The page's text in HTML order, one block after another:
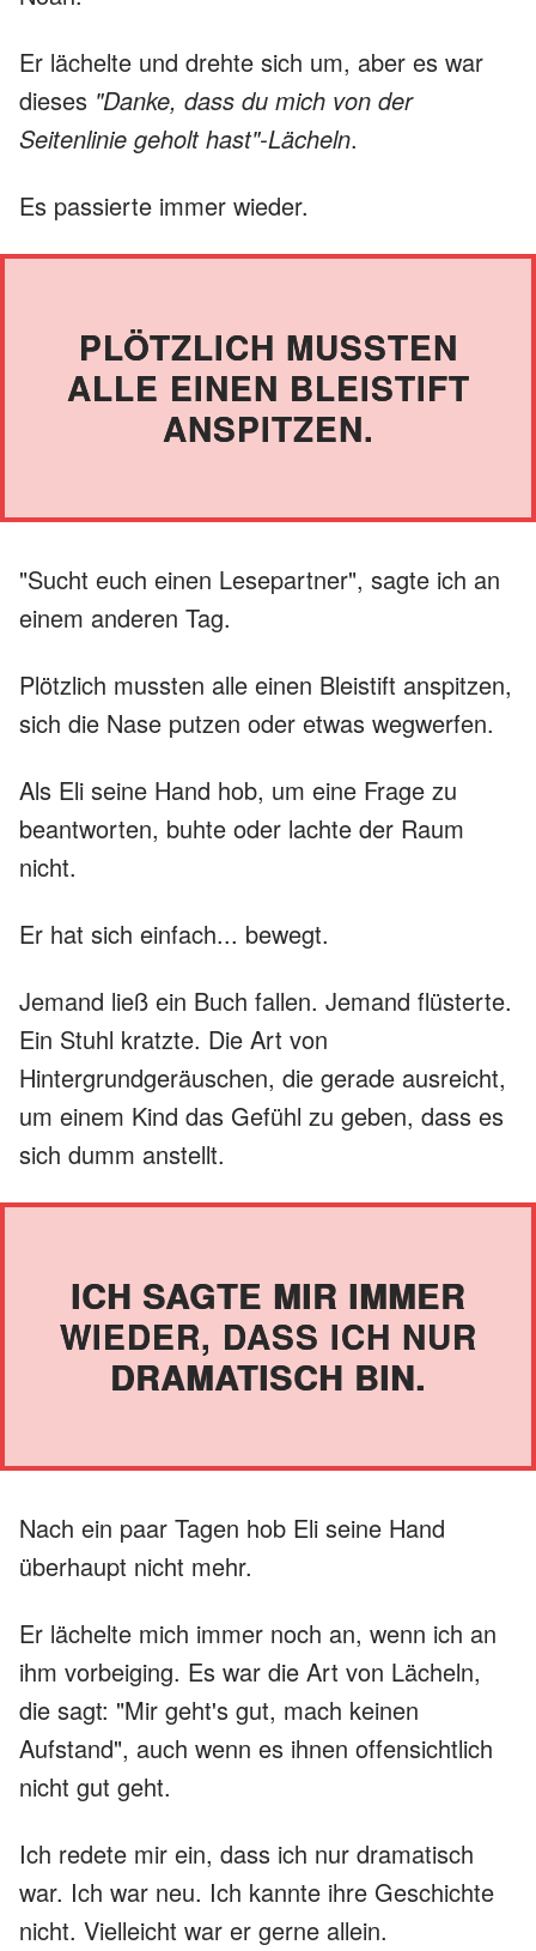
Er lächelte und drehte sich um, aber es war
dieses "Danke, dass du mich von der
Seitenlinie geholt hast"-Lächeln.
Es passierte immer wieder.
PLÖTZLICH MUSSTEN
ALLE EINEN BLEISTIFT
ANSPITZEN.
"Sucht euch einen Lesepartner", sagte ich an
einem anderen Tag.
Plötzlich mussten alle einen Bleistift anspitzen,
sich die Nase putzen oder etwas wegwerfen.
Als Eli seine Hand hob, um eine Frage zu
beantworten, buhte oder lachte der Raum
nicht.
Er hat sich einfach... bewegt.
Jemand ließ ein Buch fallen. Jemand flüsterte.
Ein Stuhl kratzte. Die Art von
Hintergrundgeräuschen, die gerade ausreicht,
um einem Kind das Gefühl zu geben, dass es
sich dumm anstellt.
ICH SAGTE MIR IMMER
WIEDER, DASS ICH NUR
DRAMATISCH BIN.
Nach ein paar Tagen hob Eli seine Hand
überhaupt nicht mehr.
Er lächelte mich immer noch an, wenn ich an
ihm vorbeiging. Es war die Art von Lächeln,
die sagt: "Mir geht's gut, mach keinen
Aufstand", auch wenn es ihnen offensichtlich
nicht gut geht.
Ich redete mir ein, dass ich nur dramatisch
war. Ich war neu. Ich kannte ihre Geschichte
nicht. Vielleicht war er gerne allein.